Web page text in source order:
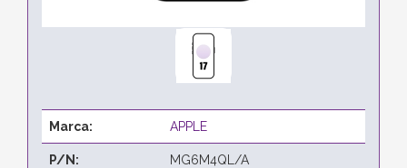
Marca: APPLE
P/N: MG6M4QL/A